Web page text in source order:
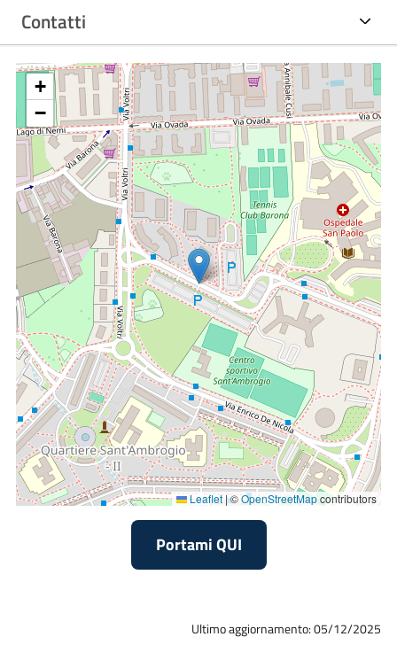
magnetoterapia ecc.).
Principali patologie e trattamenti
Le principali patologie trattate sono:
esiti traumatici (fratture, distorsioni, lussazioni ecc.);
esiti di interventi chirurgici;
cervicalgie;
dorsalgie;
lombalgie;
scoliosi e dorso curvo;
deficit d’equilibrio;
morbo di Parkinson;
esiti di eventi cerebrovascolari;
linfedemi;
neuropatie;
sclerosi multipla;
incontinenza urinaria da sforzo nella donna;
patologie dell’articolazione temporo-mandibolare;
disfagia;
deficit del nervo facciale;
osteoartrosi;
contratture e spasmi muscolari;
tendinopatie;
sindromi miofasciali;
alterazioni posturali;
ritardi di consolidazione delle fratture;
cedimenti vertebrali;
sindromi algodistrofiche;
cicatrici patologiche;
patologie reumatiche.
Contatti
+
−
Leaflet |©OpenStreetMapcontributors
Portami QUI
Ultimo aggiornamento: 05/12/2025